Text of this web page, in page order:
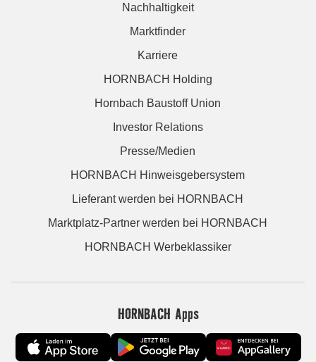
Nachhaltigkeit
Marktfinder
Karriere
HORNBACH Holding
Hornbach Baustoff Union
Investor Relations
Presse/Medien
HORNBACH Hinweisgebersystem
Lieferant werden bei HORNBACH
Marktplatz-Partner werden bei HORNBACH
HORNBACH Werbeklassiker
HORNBACH Apps